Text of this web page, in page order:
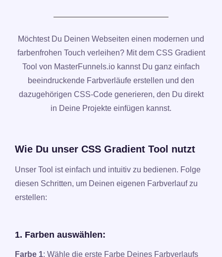
Möchtest Du Deinen Webseiten einen modernen und
farbenfrohen Touch verleihen? Mit dem CSS Gradient
Tool von MasterFunnels.io kannst Du ganz einfach
beeindruckende Farbverläufe erstellen und den
dazugehörigen CSS-Code generieren, den Du direkt
in Deine Projekte einfügen kannst.
Wie Du unser CSS Gradient Tool nutzt
Unser Tool ist einfach und intuitiv zu bedienen. Folge
diesen Schritten, um Deinen eigenen Farbverlauf zu
erstellen:
1. Farben auswählen:
Farbe 1: Wähle die erste Farbe Deines Farbverlaufs